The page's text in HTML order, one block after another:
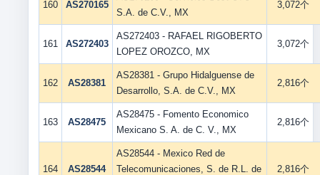
160 AS270165
S.A. de C.V., MX
3,072个
161 AS272403
AS272403 - RAFAEL RIGOBERTO
LOPEZ OROZCO, MX
3,072个
162 AS28381
AS28381 - Grupo Hidalguense de
Desarrollo, S.A. de C.V., MX
2,816个
163 AS28475
AS28475 - Fomento Economico
Mexicano S. A. de C. V., MX
2,816个
164 AS28544
AS28544 - Mexico Red de
Telecomunicaciones, S. de R.L. de
2,816个